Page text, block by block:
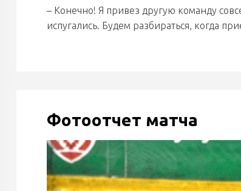
– Конечно! Я привез другую команду
испугались. Будем разбираться, когда
Фотоотчет матча